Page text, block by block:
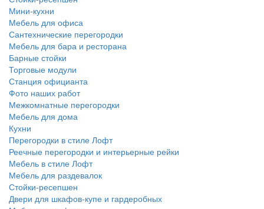
Мини-кухни
Мебель для офиса
Сантехнические перегородки
Мебель для бара и ресторана
Барные стойки
Торговые модули
Станция официанта
Фото наших работ
Межкомнатные перегородки
Мебель для дома
Кухни
Перегородки в стиле Лофт
Реечные перегородки и интерьерные рейки
Мебель в стиле Лофт
Мебель для раздевалок
Стойки-ресепшен
Двери для шкафов-купе и гардеробных